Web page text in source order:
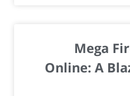
Mega
Online: A